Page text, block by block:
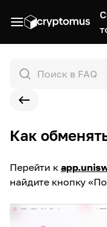
Как
Перейти к
найдите кнопку